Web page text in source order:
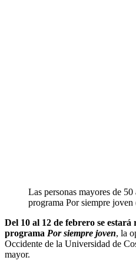
Las personas mayores de
programa Por siempre
Del 10 al 12 de febrero se
programa Por siempre joven, la
Occidente de la Universidad de
mayor.